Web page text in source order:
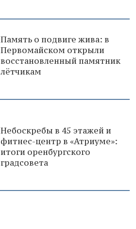
Память о подвиге жива: в
Первомайском открыли
восстановленный памятник
лётчикам
Небоскребы в 45 этажей и
фитнес-центр в «Атриуме»:
итоги оренбургского
градсовета